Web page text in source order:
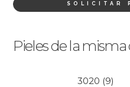
SOLICITAR
Pieles de la
3020 (9)